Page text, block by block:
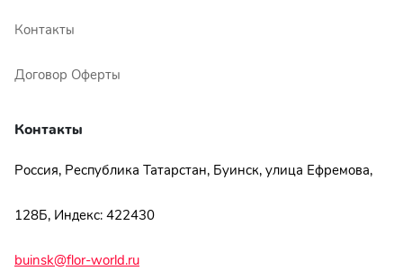
Контакты
Договор Оферты
Контакты
Россия, Республика Татарстан, Буинск, улица Ефремова,
128Б, Индекс: 422430
buinsk@flor-world.ru